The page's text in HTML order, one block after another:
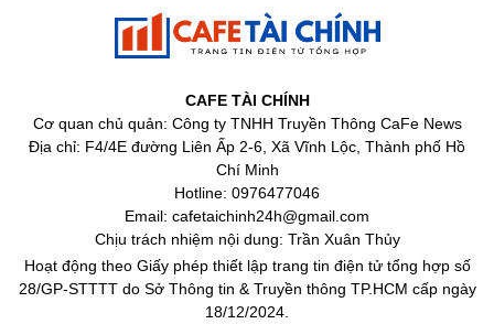
CAFE TÀI CHÍNH
Cơ quan chủ quản: Công ty TNHH Truyền Thông CaFe News
Địa chỉ: F4/4E đường Liên Ấp 2-6, Xã Vĩnh Lộc, Thành phố Hồ
Chí Minh
Hotline: 0976477046
Email: cafetaichinh24h@gmail.com
Chịu trách nhiệm nội dung: Trần Xuân Thủy
Hoạt động theo Giấy phép thiết lập trang tin điện tử tổng hợp số
28/GP-STTTT do Sở Thông tin & Truyền thông TP.HCM cấp ngày
18/12/2024.